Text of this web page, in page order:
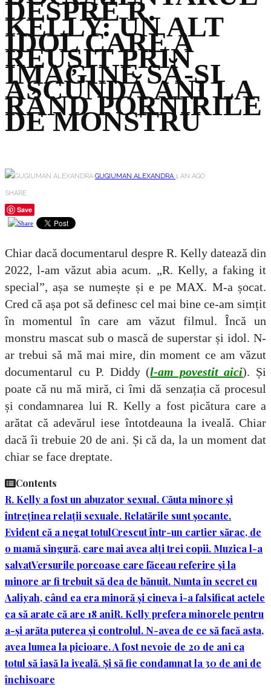
DESPRE R.
KELLY: UN ALT
IDOL CARE A
REUȘIT PRIN
IMAGINE SĂ-ȘI
ASCUNDĂ ANI LA
RÂND PORNIRILE
DE MONSTRU
GUGIUMAN ALEXANDRA1 AN AGO
SHARE
Save
Chiar dacă documentarul despre R. Kelly datează din
2022, l-am văzut abia acum. „R. Kelly, a faking it
special”, așa se numește și e pe MAX. M-a șocat.
Cred că așa pot să definesc cel mai bine ce-am simțit
în momentul în care am văzut filmul. Încă un
monstru mascat sub o mască de superstar și idol. N-
ar trebui să mă mai mire, din moment ce am văzut
documentarul cu P. Diddy (l-am povestit aici). Și
poate că nu mă miră, ci îmi dă senzația că procesul
și condamnarea lui R. Kelly a fost picătura care a
arătat că adevărul iese întotdeauna la iveală. Chiar
dacă îi trebuie 20 de ani. Și că da, la un moment dat
chiar se face dreptate.
Contents
R. Kelly a fost un abuzator sexual. Căuta minore și
întreținea relații sexuale. Relatările sunt șocante.
Evident că a negat totulCrescut într-un cartier sărac, de
o mamă singură, care mai avea alți trei copii. Muzica l-a
salvatVersurile porcoase care făceau referire și la
minore ar fi trebuit să dea de bănuit. Nunta în secret cu
Aaliyah, când ea era minoră și cineva i-a falsificat actele
ca să arate că are 18 aniR. Kelly prefera minorele pentru
a-și arăta puterea și controlul. N-avea de ce să facă asta,
avea lumea la picioare. A fost nevoie de 20 de ani ca
totul să iasă la iveală. Și să fie condamnat la 30 de ani de
închisoare